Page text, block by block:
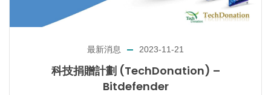
最新消息 2023-11-21
科技捐贈計劃 (TechDonation) –
Bitdefender